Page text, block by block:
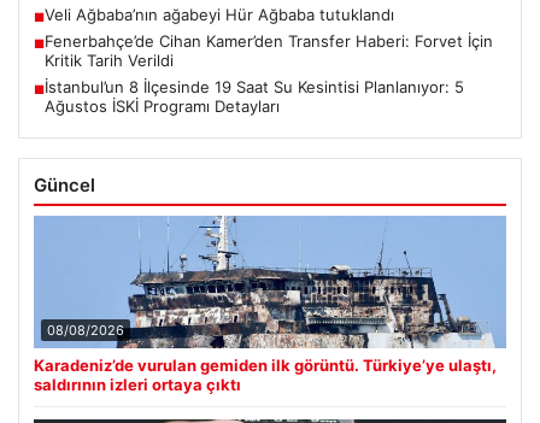
■Veli Ağbaba’nın ağabeyi Hür Ağbaba tutuklandı
■Fenerbahçe’de Cihan Kamer’den Transfer Haberi: Forvet İçin
Kritik Tarih Verildi
■İstanbul’un 8 İlçesinde 19 Saat Su Kesintisi Planlanıyor: 5
Ağustos İSKİ Programı Detayları
Güncel
08/08/2026
Karadeniz’de vurulan gemiden ilk görüntü. Türkiye’ye ulaştı,
saldırının izleri ortaya çıktı